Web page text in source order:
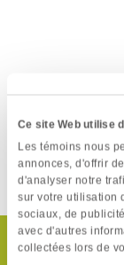
Ce site Web utilise
Les témoins nous
annonces, d'offrir
d'analyser notre
sur votre utilisation
sociaux, de
avec d'autres
collectées lors de
*